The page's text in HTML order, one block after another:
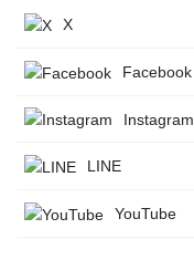
X
Facebook
Instagram
LINE
YouTube